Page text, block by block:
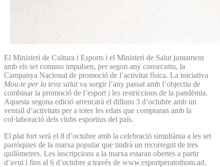
El Ministeri de Cultura i Esports i el Ministeri de Salut juntament
amb els set comuns impulsen, per segon any consecutiu, la
Campanya Nacional de promoció de l’activitat física. La iniciativa
Mou-te per la teva salutva sorgir l’any passat amb l’objectiu de
combinar la promoció de l’esport i les restriccions de la pandèmia.
Aquesta segona edició arrencarà el dilluns 3 d’octubre amb un
ventall d’activitats per a totes les edats que comptaran amb la
col·laboració dels clubs esportius del país.
El plat fort serà el 8 d’octubre amb la celebració simultània a les set
parròquies de la marxa popular que tindrà un recorregut de tres
quilòmetres. Les inscripcions a la marxa estaran obertes a partir
d’avui i fins al 6 d’octubre a través de www.esportperatothom.ad.